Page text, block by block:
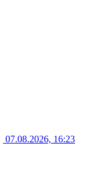
07.08.2026, 16:23